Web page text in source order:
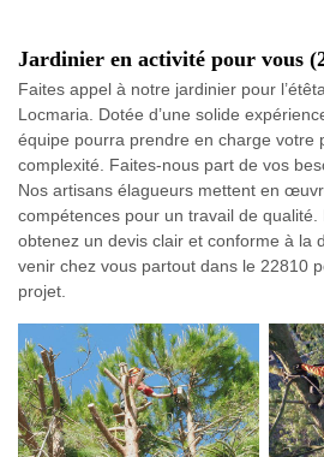
Jardinier en activité pour vous
Faites appel à notre jardinier pour
Locmaria. Dotée d’une solide
équipe pourra prendre en charge votre
complexité. Faites-nous part de vos
Nos artisans élagueurs mettent en
compétences pour un travail de qualité.
obtenez un devis clair et conforme à la
venir chez vous partout dans le 22810
projet.